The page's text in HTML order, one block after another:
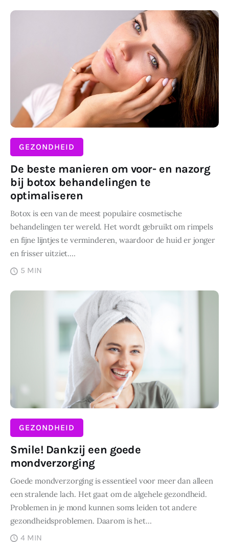
GEZONDHEID
De beste manieren om voor- en nazorg
bij botox behandelingen te
optimaliseren
Botox is een van de meest populaire cosmetische
behandelingen ter wereld. Het wordt gebruikt om rimpels
en fijne lijntjes te verminderen, waardoor de huid er jonger
en frisser uitziet.…
DELEN
5 MIN
GEZONDHEID
Smile! Dankzij een goede
mondverzorging
Goede mondverzorging is essentieel voor meer dan alleen
een stralende lach. Het gaat om de algehele gezondheid.
Problemen in je mond kunnen soms leiden tot andere
gezondheidsproblemen. Daarom is het…
4 MIN